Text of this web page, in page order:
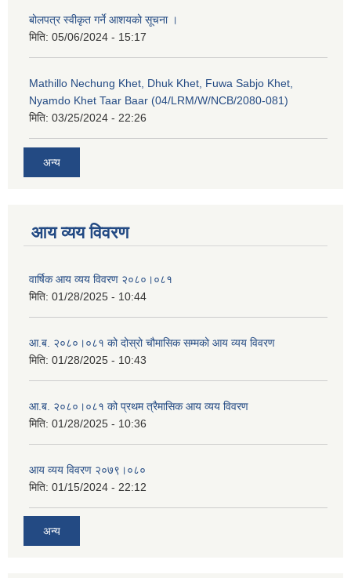
बोलपत्र स्वीकृत गर्ने आशयको सूचना ।
मिति: 05/06/2024 - 15:17
Mathillo Nechung Khet, Dhuk Khet, Fuwa Sabjo Khet,
Nyamdo Khet Taar Baar (04/LRM/W/NCB/2080-081)
मिति: 03/25/2024 - 22:26
अन्य
आय व्यय विवरण
वार्षिक आय व्यय विवरण २०८०।०८१
मिति: 01/28/2025 - 10:44
आ.ब. २०८०।०८१ को दोस्रो चौमासिक सम्मको आय व्यय विवरण
मिति: 01/28/2025 - 10:43
आ.ब. २०८०।०८१ को प्रथम त्रैमासिक आय व्यय विवरण
मिति: 01/28/2025 - 10:36
आय व्यय विवरण २०७९।०८०
मिति: 01/15/2024 - 22:12
अन्य